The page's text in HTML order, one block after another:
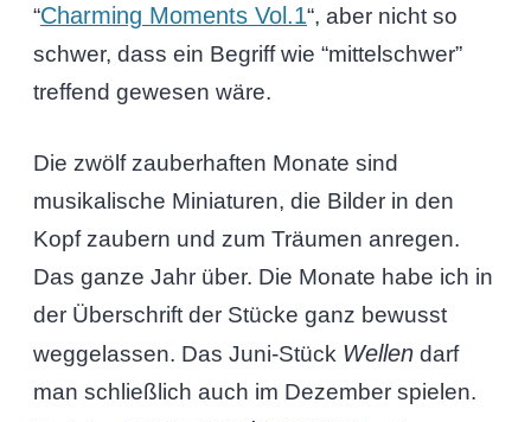
“Charming Moments Vol.1“, aber nicht so
schwer, dass ein Begriff wie “mittelschwer”
treffend gewesen wäre.
Die zwölf zauberhaften Monate sind
musikalische Miniaturen, die Bilder in den
Kopf zaubern und zum Träumen anregen.
Das ganze Jahr über. Die Monate habe ich in
der Überschrift der Stücke ganz bewusst
weggelassen. Das Juni-Stück Wellendarf
man schließlich auch im Dezember spielen.